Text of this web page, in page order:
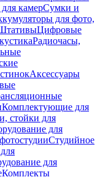
камерСумки и
для фото,
Цифровые
Радиочасы,
Аксессуары
Комплектующие для
стойки для
для
Студийное
для
Комплекты